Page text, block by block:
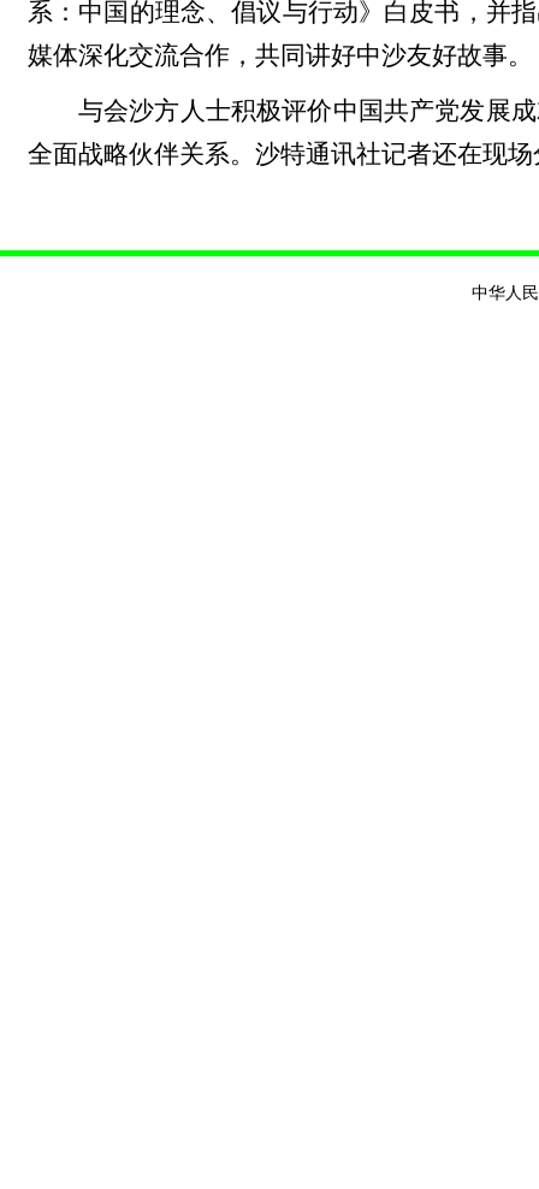
系：中国的理念、倡议与行动》白皮书，并
媒体深化交流合作，共同讲好中沙友好故事。
与会沙方人士积极评价中国共产党发展
全面战略伙伴关系。沙特通讯社记者还在现
中华人